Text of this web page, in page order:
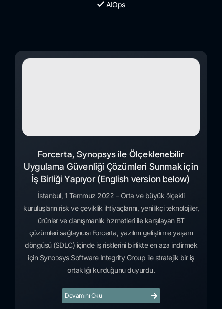
AIOps
Forcerta, Synopsys ile Ölçeklenebilir
Uygulama Güvenliği Çözümleri Sunmak için
İş Birliği Yapıyor (English version below)
İstanbul, 1 Temmuz 2022 – Orta ve büyük ölçekli
kuruluşların risk ve çeviklik ihtiyaçlarını, yenilikçi teknolojiler,
ürünler ve danışmanlık hizmetleri ile karşılayan BT
çözümleri sağlayıcısı Forcerta, yazılım geliştirme yaşam
döngüsü (SDLC) içinde iş risklerini birlikte en aza indirmek
için Synopsys Software Integrity Group ile stratejik bir iş
ortaklığı kurduğunu duyurdu.
Devamını Oku